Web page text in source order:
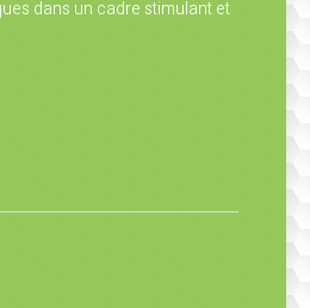
dans un cadre stimulant et